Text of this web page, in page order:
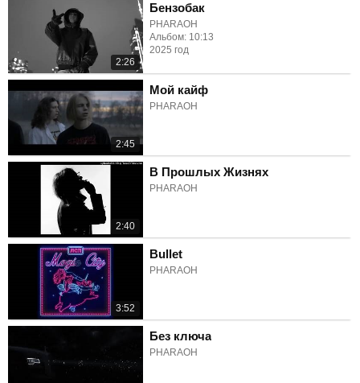
2:26
Бензобак
PHARAOH
Альбом: 10:13
2025 год
2:45
Мой кайф
PHARAOH
2:40
В Прошлых Жизнях
PHARAOH
3:52
Bullet
PHARAOH
Без ключа
PHARAOH